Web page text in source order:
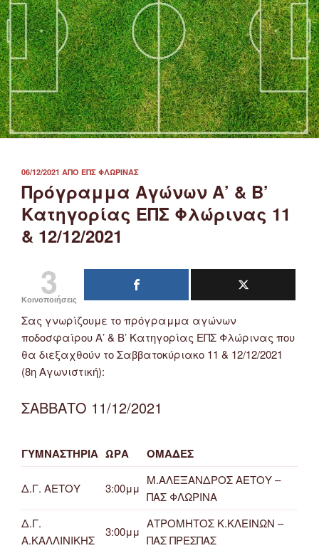
ΔΗΜΟΣΙΕΎΤΗΚΕ
ΣΤΙΣ
06/12/2021 ΑΠΌ ΕΠΣ ΦΛΏΡΙΝΑΣ
Πρόγραμμα Αγώνων Α’ & Β’
Κατηγορίας ΕΠΣ Φλώρινας 11
& 12/12/2021
3
Κοινοποιήσεις
Σας γνωρίζουμε το πρόγραμμα αγώνων
ποδοσφαίρου Α’ & Β’ Κατηγορίας ΕΠΣ Φλώρινας που
θα διεξαχθούν το Σαββατοκύριακο 11 & 12/12/2021
(8η Αγωνιστική):
ΣΑΒΒΑΤΟ 11/12/2021
ΓΥΜΝΑΣΤΗΡΙΑ ΩΡΑ ΟΜΑΔΕΣ
Δ.Γ. ΑΕΤΟΥ 3:00μμ
Μ.ΑΛΕΞΑΝΔΡΟΣ ΑΕΤΟΥ –
ΠΑΣ ΦΛΩΡΙΝΑ
Δ.Γ.
Α.ΚΑΛΛΙΝΙΚΗΣ
3:00μμ
ΑΤΡΟΜΗΤΟΣ Κ.ΚΛΕΙΝΩΝ –
ΠΑΣ ΠΡΕΣΠΑΣ